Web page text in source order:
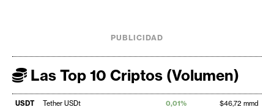
PUBLICIDAD
Las Top 10 Criptos (Volumen)
USDT Tether USDt 0,01%
$46,72 mmd